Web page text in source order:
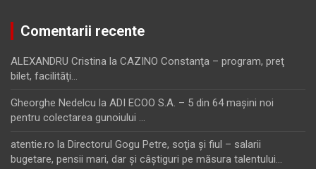
Comentarii recente
ALEXANDRU Cristina la CAZINO Constanţa – program, preţ
bilet, facilităţi…
Gheorghe Nedelcu la ADI ECOO S.A. – 5 din 64 maşini noi
pentru colectarea gunoiului …
atentie.ro la Directorul Gogu Petre, soţia şi fiul – salarii
bugetare, pensii mari, dar şi câştiguri pe măsura talentului…